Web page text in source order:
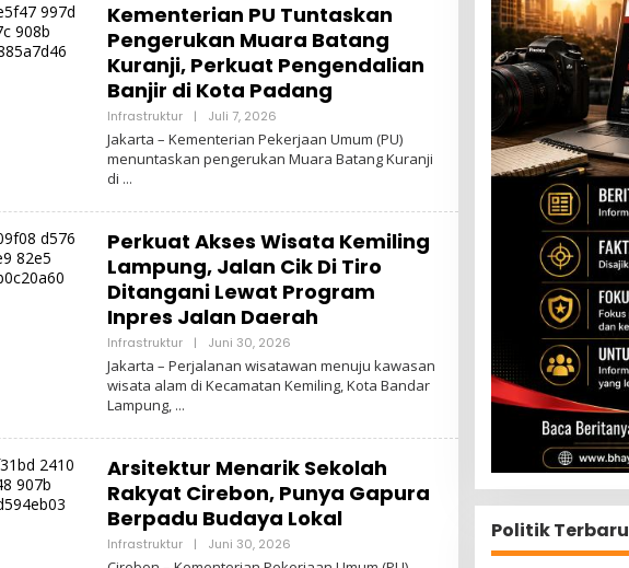
Kementerian PU Tuntaskan
Pengerukan Muara Batang
Kuranji, Perkuat Pengendalian
Banjir di Kota Padang
Infrastruktur | Juli 7, 2026Oleh
Jakarta – Kementerian Pekerjaan Umum (PU)
menuntaskan pengerukan Muara Batang Kuranji
di
Perkuat Akses Wisata Kemiling
Lampung, Jalan Cik Di Tiro
Ditangani Lewat Program
Inpres Jalan Daerah
Infrastruktur | Juni 30, 2026Oleh
Jakarta – Perjalanan wisatawan menuju kawasan
wisata alam di Kecamatan Kemiling, Kota Bandar
Lampung,
Arsitektur Menarik Sekolah
Rakyat Cirebon, Punya Gapura
Berpadu Budaya Lokal
Infrastruktur | Juni 30, 2026Oleh
Politik Terbaru